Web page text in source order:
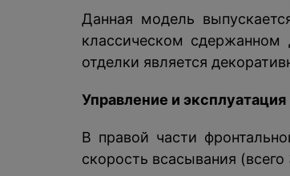
Данная модель
классическом
отделки является
Управление и эксплуатация
В правой части
скорость всасывания